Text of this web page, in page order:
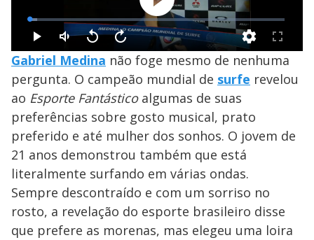
Gabriel Medina não foge mesmo de nenhuma
pergunta. O campeão mundial de surfe revelou
ao Esporte Fantásticoalgumas de suas
preferências sobre gosto musical, prato
preferido e até mulher dos sonhos. O jovem de
21 anos demonstrou também que está
literalmente surfando em várias ondas.
Sempre descontraído e com um sorriso no
rosto, a revelação do esporte brasileiro disse
que prefere as morenas, mas elegeu uma loira